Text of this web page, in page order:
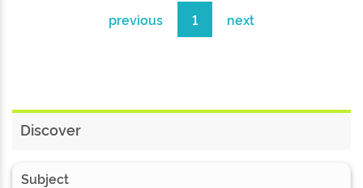
previous 1 next
Discover
Subject